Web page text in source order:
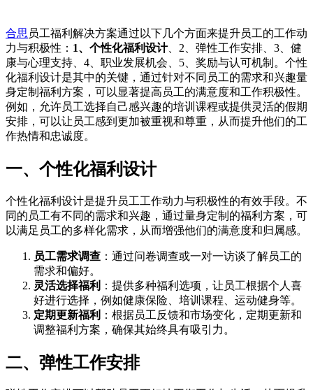
合思 员工福利解决方案通过以下几个方面来提升员工的工作动
力与积极性： 1、个性化福利设计、2、弹性工作安排、3、健
康与心理支持、4、职业发展机会、5、奖励与认可机制。个性
化福利设计是其中的关键，通过针对不同员工的需求和兴趣量
身定制福利方案，可以显著提高员工的满意度和工作积极性。
例如，允许员工选择自己感兴趣的培训课程或提供灵活的假期
安排，可以让员工感到更加被重视和尊重，从而提升他们的工
作热情和忠诚度。
一、个性化福利设计
个性化福利设计是提升员工工作动力与积极性的有效手段。不
同的员工有不同的需求和兴趣，通过量身定制的福利方案，可
以满足员工的多样化需求，从而增强他们的满意度和归属感。
员工需求调查 ：通过问卷调查或一对一访谈了解员工的
需求和偏好。
灵活选择福利 ：提供多种福利选项，让员工根据个人喜
好进行选择，例如健康保险、培训课程、运动健身等。
定期更新福利 ：根据员工反馈和市场变化，定期更新和
调整福利方案，确保其始终具有吸引力。
二、弹性工作安排